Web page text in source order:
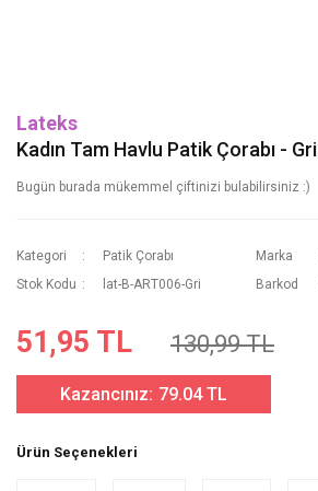
Lateks
Kadın Tam Havlu Patik Çorabı - Gri
Bugün burada mükemmel çiftinizi bulabilirsiniz :)
Kategori Patik Çorabı Marka
Stok Kodu
lat-B-ART006-Gri Barkod
51,95 TL 130,99 TL
Kazancınız: 79.04 TL
Ürün Seçenekleri